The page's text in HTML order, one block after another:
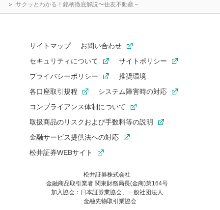
サクッとわかる！銘柄徹底解説〜住友不動産～
サイトマップ
お問い合わせ
セキュリティについて
サイトポリシー
プライバシーポリシー
推奨環境
各口座取引規程
システム障害時の対応
コンプライアンス体制について
取扱商品のリスクおよび手数料等の説明
金融サービス提供法への対応
松井証券WEBサイト
松井証券株式会社
金融商品取引業者 関東財務局長(金商)第164号
加入協会：日本証券業協会、一般社団法人
金融先物取引業協会
お気に入り機能は松井証券の会員限定の機能です。
お気に入り登録いただくと、後からいつでもお気に入りのコンテ
ンツを一覧でご確認いただけます。